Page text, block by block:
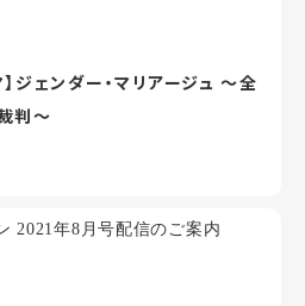
ジェンダー・マリアージュ ～全
判～